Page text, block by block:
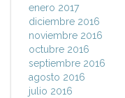
enero 2017
diciembre 2016
noviembre 2016
octubre 2016
septiembre 2016
agosto 2016
julio 2016